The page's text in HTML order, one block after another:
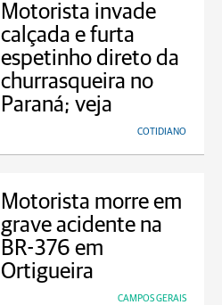
Motorista invade
calçada e furta
espetinho direto da
churrasqueira no
Paraná; veja
COTIDIANO
Motorista morre em
grave acidente na
BR-376 em
Ortigueira
CAMPOS GERAIS